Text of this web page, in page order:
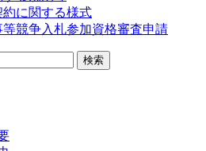
約に関する様式
等競争入札参加資格審査申請